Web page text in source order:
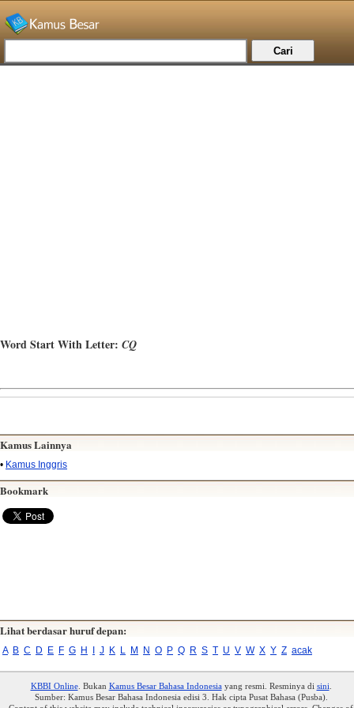
Word Start With Letter: CQ
Kamus Lainnya
• Kamus Inggris
Bookmark
Lihat berdasar huruf depan:
A B C D E F G H J K L M N O P Q R S T U V W X Y Z acak
KBBI Online. Bukan Kamus Besar Bahasa Indonesiayang resmi. Resminya di sini.
Sumber: Kamus Besar Bahasa Indonesia edisi 3. Hak cipta Pusat Bahasa (Pusba).